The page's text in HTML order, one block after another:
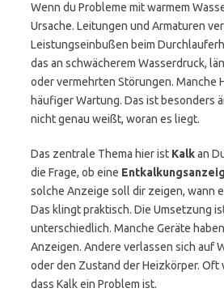
Wenn du Probleme mit warmem
Ursache. Leitungen und Armaturen
Leistungseinbußen beim
das an schwächerem Wasserdruck,
oder vermehrten Störungen. Manche
häufiger Wartung. Das ist besonders
nicht genau weißt, woran es liegt.
Das zentrale Thema hier ist Kalkan
die Frage, ob eine
solche Anzeige soll dir zeigen, wann
Das klingt praktisch. Die Umsetzung
unterschiedlich. Manche Geräte
Anzeigen. Andere verlassen sich auf
oder den Zustand der Heizkörper. Oft
dass Kalk ein Problem ist.